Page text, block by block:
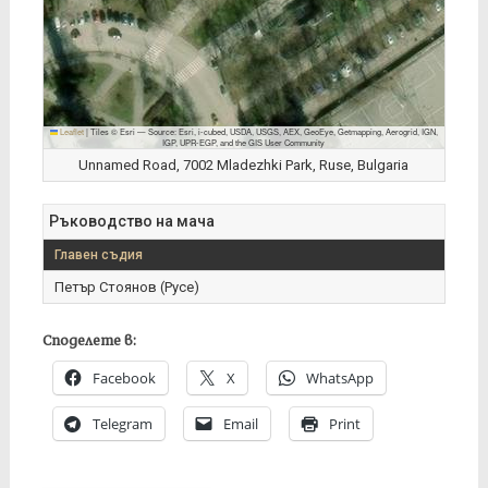
Leaflet |Tiles © Esri — Source: Esri, i-cubed, USDA, USGS, AEX, GeoEye, Getmapping, Aerogrid, IGN,
IGP, UPR-EGP, and the GIS User Community
Unnamed Road, 7002 Mladezhki Park, Ruse, Bulgaria
Ръководство на мача
Главен съдия
Петър Стоянов (Русе)
Споделете в:
Facebook X WhatsApp
Telegram Email Print